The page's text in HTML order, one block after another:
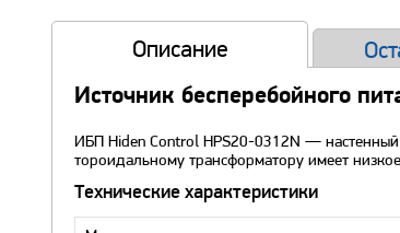
Описание
Источник бесперебойного
ИБП Hiden Control HPS20-0312N —
тороидальному трансформатору имеет
Технические характеристики